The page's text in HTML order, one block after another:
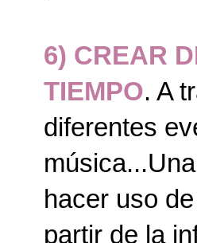
6) CREAR
TIEMPO. A
diferentes
hacer uso de
partir de la